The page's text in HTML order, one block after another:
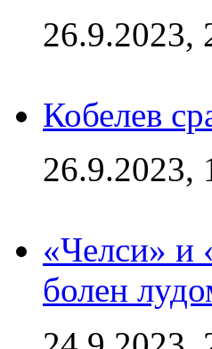
26.9.2023,
Кобелев
26.9.2023,
«Челси» и
болен